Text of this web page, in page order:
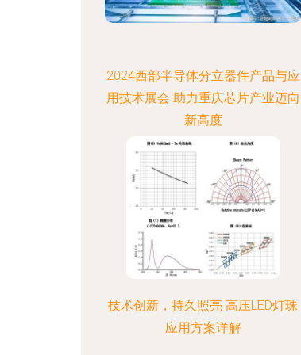
2024西部半导体分立器件产品与应
用技术展会 助力重庆芯片产业迈向
新高度
技术创新，持久照亮 高压LED灯珠
应用方案详解